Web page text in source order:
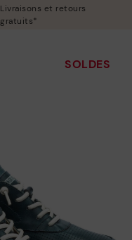
Livraisons et retours
gratuits*
SOLDES